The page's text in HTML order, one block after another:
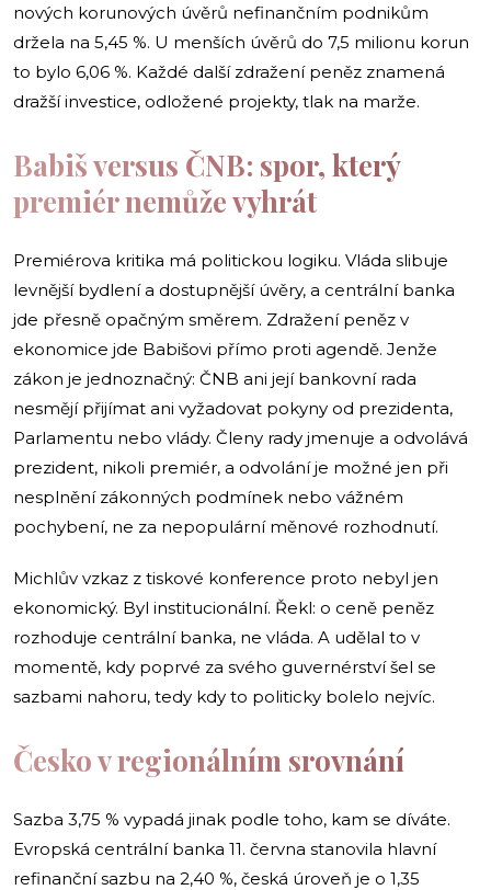
nových korunových úvěrů nefinančním podnikům
držela na 5,45 %. U menších úvěrů do 7,5 milionu korun
to bylo 6,06 %. Každé další zdražení peněz znamená
dražší investice, odložené projekty, tlak na marže.
Babiš versus ČNB: spor, který
premiér nemůže vyhrát
Premiérova kritika má politickou logiku. Vláda slibuje
levnější bydlení a dostupnější úvěry, a centrální banka
jde přesně opačným směrem. Zdražení peněz v
ekonomice jde Babišovi přímo proti agendě. Jenže
zákon je jednoznačný: ČNB ani její bankovní rada
nesmějí přijímat ani vyžadovat pokyny od prezidenta,
Parlamentu nebo vlády. Členy rady jmenuje a odvolává
prezident, nikoli premiér, a odvolání je možné jen při
nesplnění zákonných podmínek nebo vážném
pochybení, ne za nepopulární měnové rozhodnutí.
Michlův vzkaz z tiskové konference proto nebyl jen
ekonomický. Byl institucionální. Řekl: o ceně peněz
rozhoduje centrální banka, ne vláda. A udělal to v
momentě, kdy poprvé za svého guvernérství šel se
sazbami nahoru, tedy kdy to politicky bolelo nejvíc.
Česko v regionálním srovnání
Sazba 3,75 % vypadá jinak podle toho, kam se díváte.
Evropská centrální banka 11. června stanovila hlavní
refinanční sazbu na 2,40 %, česká úroveň je o 1,35